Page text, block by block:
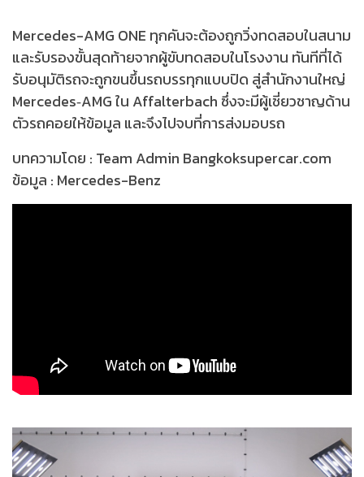
Mercedes-AMG ONE ทุกคันจะต้องถูกวิ่งทดสอบในสนาม
และรับรองขั้นสุดท้ายจากผู้ขับทดสอบในโรงงาน ทันทีที่ได้
รับอนุมัติรถจะถูกขนขึ้นรถบรรทุกแบบปิด สู่สำนักงานใหญ่
Mercedes‑AMG ใน Affalterbach ซึ่งจะมีผู้เชี่ยวชาญด้าน
ตัวรถคอยให้ข้อมูล และจึงไปจบที่การส่งมอบรถ
บทความโดย : Team Admin Bangkoksupercar.com
ข้อมูล : Mercedes-Benz